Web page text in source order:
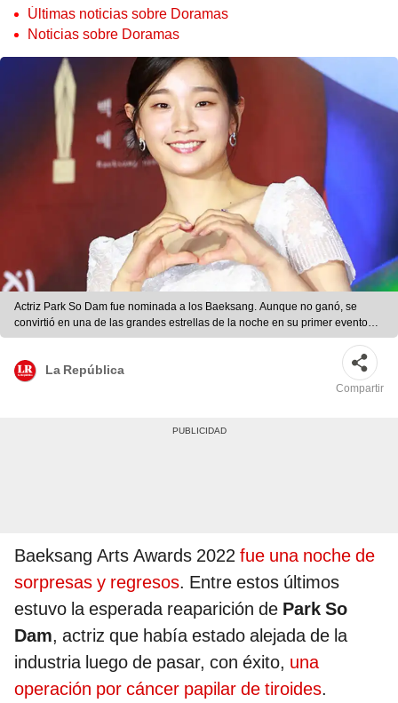
Últimas noticias sobre Doramas
Noticias sobre Doramas
Actriz Park So Dam fue nominada a los Baeksang. Aunque no ganó, se
convirtió en una de las grandes estrellas de la noche en su primer evento
seis meses después de anunciar el diagnóstico de cáncer. Foto: Baeksang
La República
Compartir
Baeksang Arts Awards 2022 fue una noche de
sorpresas y regresos. Entre estos últimos
estuvo la esperada reaparición de Park So
Dam, actriz que había estado alejada de la
industria luego de pasar, con éxito, una
operación por cáncer papilar de tiroides.